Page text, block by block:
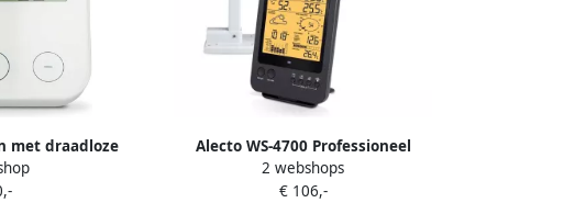
met draadloze
WS-1200
Alecto WS-4700 Professioneel
weerstation met draadloze sensor
zwart WS-4700
2 webshops
€ 106,-